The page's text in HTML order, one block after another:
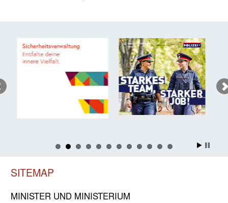
SITEMAP
MINISTER UND MINIST­ERIUM